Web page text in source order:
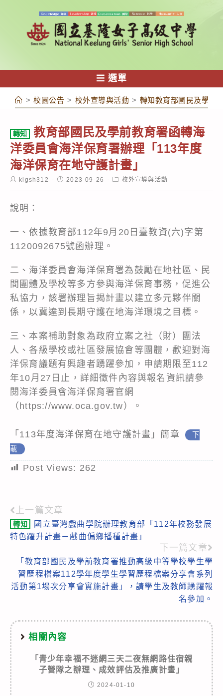
容
選單
> 校園公告 > 校外宣導與活動 > 轉知教育部國民及學前
轉知
教育部國民及學前教育署函轉海
洋委員會海洋保育署辦理「113年度
海洋保育在地守護計畫」
Postklgsh312
Post2023-09-26
Post校外宣導與活動
說明：
一、依據教育部112年9月20日臺教資(六)字第
1120092675號函辦理。
二、海洋委員會海洋保育署為鼓勵在地社區、民
間團體及學校等多方參與海洋保育事務，促進公
私協力，該署辦理旨揭計畫以建立多元夥伴關
係，以冀達到長期守護在地海洋環境之目標。
三、本案補助對象為政府立案之社（財）團法
人、各級學校或社區發展協會等團體，歡迎對海
洋保育議題有興趣者踴躍參加，申請期限至112
年10月27日止，詳細徵件內容與報名資訊請參
閱海洋委員會海洋保育署官網
（https://www.oca.gov.tw）。
「113年度海洋保育在地守護計畫」簡章
下
載
Post Views: 262
Read
more
上一篇文章
轉知
國立臺灣戲曲學院辦理教育部「112年校務發展
特色躍升計畫－戲曲偏鄉播種計畫」
下一篇文章
「教育部國民及學前教育署推動高級中等學校學生學
習歷程檔案112學年度學生學習歷程檔案分享會系列
活動第1場次分享會實施計畫」，請學生及教師踴躍報
名參加。
相關內容
「青少年幸福不迷網三天二夜無網路住宿親
子營隊之辦理、成效評估及推廣計畫」
2024-01-10